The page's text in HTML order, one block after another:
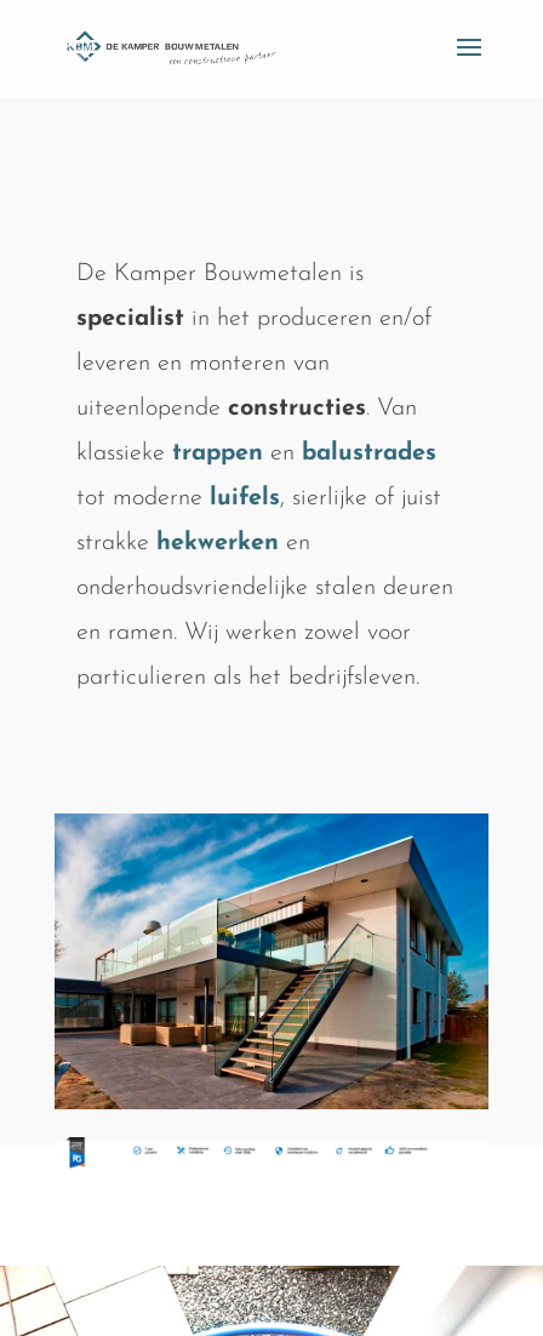
De Kamper Bouwmetalen is
specialistin het produceren en/of
leveren en monteren van
uiteenlopende constructies. Van
klassieke trappen en balustrades
tot moderne luifels, sierlijke of juist
strakke hekwerken en
onderhoudsvriendelijke stalen deuren
en ramen. Wij werken zowel voor
particulieren als het bedrijfsleven.